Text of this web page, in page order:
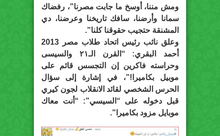
ومش مننا، أوسخ ما جابت مصرنا”، رفضاك
سمانا وأرضنا، سافك تاريخنا وعرضنا، دي
المشنقة حتجيب حقوقنا كلنا”.
وعلق نائب رئيس اتحاد طلاب مصر 2013
أحمد البقري: “القرن الـ٢١ والسيسى
وحراسته فاكرين إن التجسس قائم على
موبيل بكاميرا!”، في إشارة إلى سؤال
الحرس الشخصي لقائد الانقلاب لجون كيري
قبل دخوله على “السيسي”: “أنت معاك
موبايل مزود بكاميرا”.